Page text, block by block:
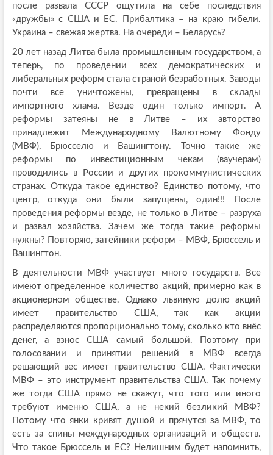
после развала СССР ощутила на себе последствия
«дружбы» с США и ЕС. Прибалтика – на краю гибели.
Украина – свежая жертва. На очереди – Беларусь?
20 лет назад Литва была промышленным государством, а
теперь, по проведении всех демократических и
либеральных реформ стала страной безработных. Заводы
почти все уничтожены, превращены в склады
импортного хлама. Везде один только импорт. А
реформы затеяны не в Литве – их авторство
принадлежит Международному Валютному Фонду
(МВФ), Брюсселю и Вашингтону. Точно такие же
реформы по инвестиционным чекам (ваучерам)
проводились в России и других прокоммунистических
странах. Откуда такое единство? Единство потому, что
центр, откуда они были запущены, один!!! После
проведения реформы везде, не только в Литве – разруха
и развал хозяйства. Зачем же тогда такие реформы
нужны? Повторяю, затейники реформ – МВФ, Брюссель и
Вашингтон.
В деятельности МВФ участвует много государств. Все
имеют определенное количество акций, примерно как в
акционерном обществе. Однако львиную долю акций
имеет правительство США, так как акции
распределяются пропорционально тому, сколько кто внёс
денег, а взнос США самый большой. Поэтому при
голосовании и принятии решений в МВФ всегда
решающий вес имеет правительство США. Фактически
МВФ – это инструмент правительства США. Так почему
же тогда США прямо не скажут, что того или иного
требуют именно США, а не некий безликий МВФ?
Потому что янки кривят душой и прячутся за МВФ, то
есть за спины международных организаций и обществ.
Что такое Брюссель и ЕС? Нелишним будет напомнить,